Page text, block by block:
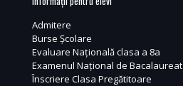
Admitere
Burse Școlare
Evaluare Națională clasa a 8a
Examenul Național de Bacalaureat
Înscriere Clasa Pregătitoare